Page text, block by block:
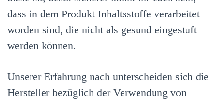
dass in dem Produkt Inhaltsstoffe verarbeitet
worden sind, die nicht als gesund eingestuft
werden können.
Unserer Erfahrung nach unterscheiden sich die
Hersteller bezüglich der Verwendung von